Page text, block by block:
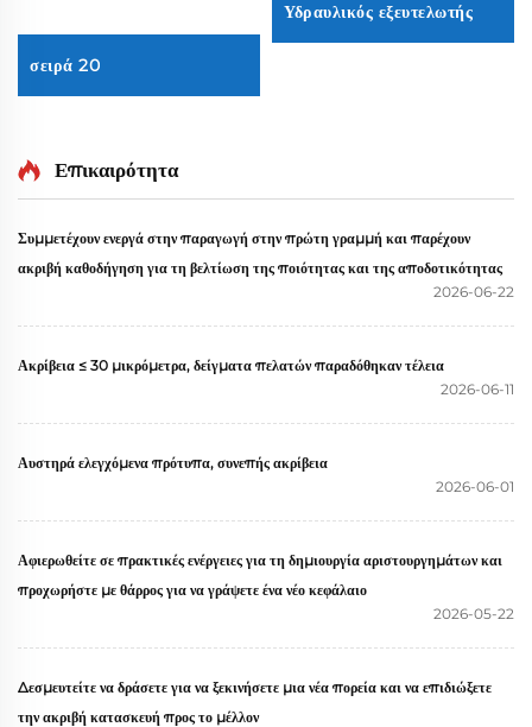
σειρά 20
Υδραυλικός εξευτελωτής
Επικαιρότητα
Συμμετέχουν ενεργά στην παραγωγή στην πρώτη γραμμή και παρέχουν
ακριβή καθοδήγηση για τη βελτίωση της ποιότητας και της αποδοτικότητας
2026-06-22
Ακρίβεια ≤ 30 μικρόμετρα, δείγματα πελατών παραδόθηκαν τέλεια
2026-06-11
Αυστηρά ελεγχόμενα πρότυπα, συνεπής ακρίβεια
2026-06-01
Αφιερωθείτε σε πρακτικές ενέργειες για τη δημιουργία αριστουργημάτων και
προχωρήστε με θάρρος για να γράψετε ένα νέο κεφάλαιο
2026-05-22
Δεσμευτείτε να δράσετε για να ξεκινήσετε μια νέα πορεία και να επιδιώξετε
την ακριβή κατασκευή προς το μέλλον